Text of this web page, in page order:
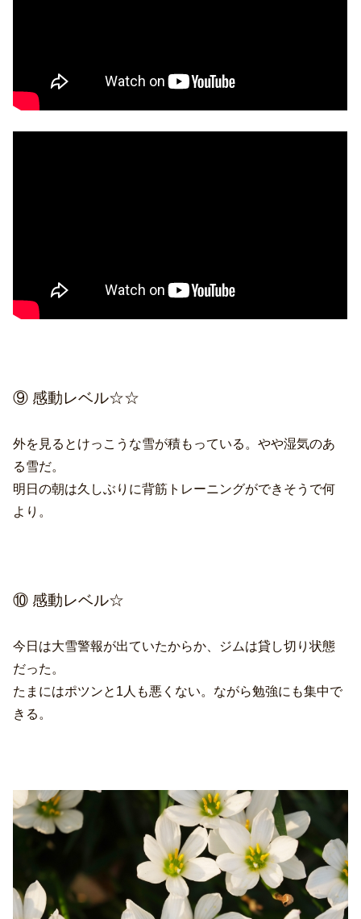
⑨ 感動レベル☆☆
外を見るとけっこうな雪が積もっている。やや湿気のあ
る雪だ。
明日の朝は久しぶりに背筋トレーニングができそうで何
より。
⑩ 感動レベル☆
今日は大雪警報が出ていたからか、ジムは貸し切り状態
だった。
たまにはポツンと1人も悪くない。ながら勉強にも集中で
きる。